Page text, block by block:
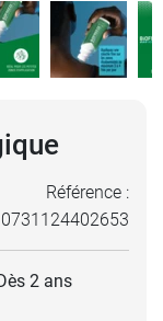
Référence :
0731124402653
2 ans